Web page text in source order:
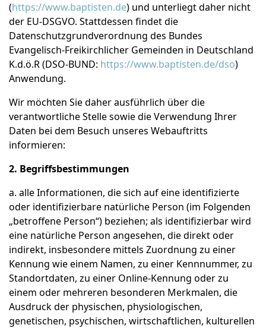
(https://www.baptisten.de) und unterliegt daher nicht
der EU-DSGVO. Stattdessen findet die
Datenschutzgrundverordnung des Bundes
Evangelisch-Freikirchlicher Gemeinden in Deutschland
K.d.ö.R (DSO-BUND: https://www.baptisten.de/dso)
Anwendung.
Wir möchten Sie daher ausführlich über die
verantwortliche Stelle sowie die Verwendung Ihrer
Daten bei dem Besuch unseres Webauftritts
informieren:
2. Begriffsbestimmungen
a. alle Informationen, die sich auf eine identifizierte
oder identifizierbare natürliche Person (im Folgenden
„betroffene Person“) beziehen; als identifizierbar wird
eine natürliche Person angesehen, die direkt oder
indirekt, insbesondere mittels Zuordnung zu einer
Kennung wie einem Namen, zu einer Kennnummer, zu
Standortdaten, zu einer Online-Kennung oder zu
einem oder mehreren besonderen Merkmalen, die
Ausdruck der physischen, physiologischen,
genetischen, psychischen, wirtschaftlichen, kulturellen